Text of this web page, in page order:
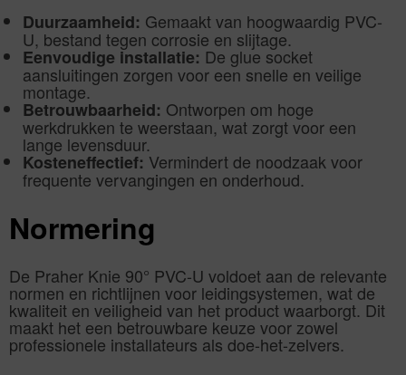
Duurzaamheid: Gemaakt van hoogwaardig PVC-
U, bestand tegen corrosie en slijtage.
Eenvoudige installatie: De glue socket
aansluitingen zorgen voor een snelle en veilige
montage.
Betrouwbaarheid: Ontworpen om hoge
werkdrukken te weerstaan, wat zorgt voor een
lange levensduur.
Kosteneffectief: Vermindert de noodzaak voor
frequente vervangingen en onderhoud.
Normering
De Praher Knie 90° PVC-U voldoet aan de relevante
normen en richtlijnen voor leidingsystemen, wat de
kwaliteit en veiligheid van het product waarborgt. Dit
maakt het een betrouwbare keuze voor zowel
professionele installateurs als doe-het-zelvers.